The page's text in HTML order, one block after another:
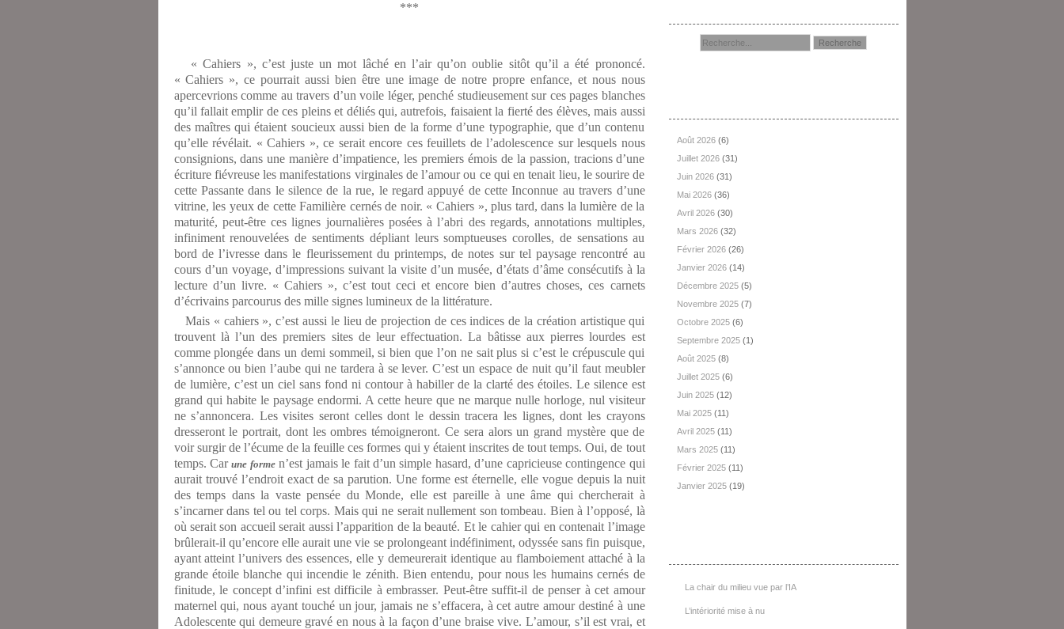
***
« Cahiers », c’est juste un mot lâché en l’air qu’on oublie sitôt qu’il a été prononcé.
« Cahiers », ce pourrait aussi bien être une image de notre propre enfance, et nous nous
apercevrions comme au travers d’un voile léger, penché studieusement sur ces pages blanches
qu’il fallait emplir de ces pleins et déliés qui, autrefois, faisaient la fierté des élèves, mais aussi
des maîtres qui étaient soucieux aussi bien de la forme d’une typographie, que d’un contenu
qu’elle révélait. « Cahiers », ce serait encore ces feuillets de l’adolescence sur lesquels nous
consignions, dans une manière d’impatience, les premiers émois de la passion, tracions d’une
écriture fiévreuse les manifestations virginales de l’amour ou ce qui en tenait lieu, le sourire de
cette Passante dans le silence de la rue, le regard appuyé de cette Inconnue au travers d’une
vitrine, les yeux de cette Familière cernés de noir. « Cahiers », plus tard, dans la lumière de la
maturité, peut-être ces lignes journalières posées à l’abri des regards, annotations multiples,
infiniment renouvelées de sentiments dépliant leurs somptueuses corolles, de sensations au
bord de l’ivresse dans le fleurissement du printemps, de notes sur tel paysage rencontré au
cours d’un voyage, d’impressions suivant la visite d’un musée, d’états d’âme consécutifs à la
lecture d’un livre. « Cahiers », c’est tout ceci et encore bien d’autres choses, ces carnets
d’écrivains parcourus des mille signes lumineux de la littérature.
Mais « cahiers », c’est aussi le lieu de projection de ces indices de la création artistique qui
trouvent là l’un des premiers sites de leur effectuation. La bâtisse aux pierres lourdes est
comme plongée dans un demi sommeil, si bien que l’on ne sait plus si c’est le crépuscule qui
s’annonce ou bien l’aube qui ne tardera à se lever. C’est un espace de nuit qu’il faut meubler
de lumière, c’est un ciel sans fond ni contour à habiller de la clarté des étoiles. Le silence est
grand qui habite le paysage endormi. A cette heure que ne marque nulle horloge, nul visiteur
ne s’annoncera. Les visites seront celles dont le dessin tracera les lignes, dont les crayons
dresseront le portrait, dont les ombres témoigneront. Ce sera alors un grand mystère que de
voir surgir de l’écume de la feuille ces formes qui y étaient inscrites de tout temps. Oui, de tout
temps. Carune formen’est jamais le fait d’un simple hasard, d’une capricieuse contingence qui
aurait trouvé l’endroit exact de sa parution. Une forme est éternelle, elle vogue depuis la nuit
des temps dans la vaste pensée du Monde, elle est pareille à une âme qui chercherait à
s’incarner dans tel ou tel corps. Mais qui ne serait nullement son tombeau. Bien à l’opposé, là
où serait son accueil serait aussi l’apparition de la beauté. Et le cahier qui en contenait l’image
brûlerait-il qu’encore elle aurait une vie se prolongeant indéfiniment, odyssée sans fin puisque,
ayant atteint l’univers des essences, elle y demeurerait identique au flamboiement attaché à la
grande étoile blanche qui incendie le zénith. Bien entendu, pour nous les humains cernés de
finitude, le concept d’infini est difficile à embrasser. Peut-être suffit-il de penser à cet amour
maternel qui, nous ayant touché un jour, jamais ne s’effacera, à cet autre amour destiné à une
Adolescente qui demeure gravé en nous à la façon d’une braise vive. L’amour, s’il est vrai, et
Août 2026 (6)
Juillet 2026 (31)
Juin 2026 (31)
Mai 2026 (36)
Avril 2026 (30)
Mars 2026 (32)
Février 2026 (26)
Janvier 2026 (14)
Décembre 2025 (5)
Novembre 2025 (7)
Octobre 2025 (6)
Septembre 2025 (1)
Août 2025 (8)
Juillet 2025 (6)
Juin 2025 (12)
Mai 2025 (11)
Avril 2025 (11)
Mars 2025 (11)
Février 2025 (11)
Janvier 2025 (19)
La chair du milieu vue par l’IA
L’intériorité mise à nu